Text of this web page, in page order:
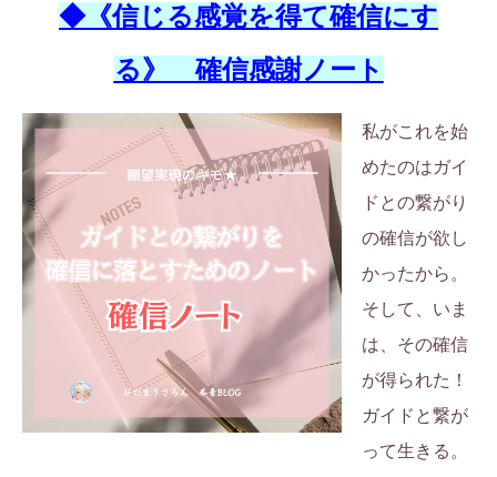
◆《信じる感覚を得て確信にす
る》 確信感謝ノート
私がこれを始
めたのはガイ
ドとの繋がり
の確信が欲し
かったから。
そして、いま
は、その確信
が得られた！
ガイドと繋が
って生きる。